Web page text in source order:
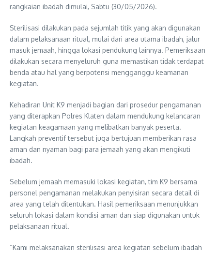
rangkaian ibadah dimulai, Sabtu (30/05/2026).
Sterilisasi dilakukan pada sejumlah titik yang akan digunakan
dalam pelaksanaan ritual, mulai dari area utama ibadah, jalur
masuk jemaah, hingga lokasi pendukung lainnya. Pemeriksaan
dilakukan secara menyeluruh guna memastikan tidak terdapat
benda atau hal yang berpotensi mengganggu keamanan
kegiatan.
Kehadiran Unit K9 menjadi bagian dari prosedur pengamanan
yang diterapkan Polres Klaten dalam mendukung kelancaran
kegiatan keagamaan yang melibatkan banyak peserta.
Langkah preventif tersebut juga bertujuan memberikan rasa
aman dan nyaman bagi para jemaah yang akan mengikuti
ibadah.
Sebelum jemaah memasuki lokasi kegiatan, tim K9 bersama
personel pengamanan melakukan penyisiran secara detail di
area yang telah ditentukan. Hasil pemeriksaan menunjukkan
seluruh lokasi dalam kondisi aman dan siap digunakan untuk
pelaksanaan ritual.
“Kami melaksanakan sterilisasi area kegiatan sebelum ibadah